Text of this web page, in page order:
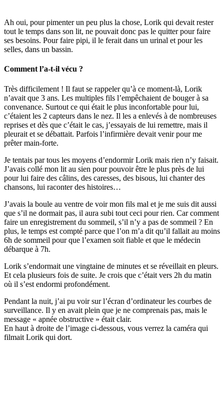
Ah oui, pour pimenter un peu plus la chose, Lorik qui devait rester
tout le temps dans son lit, ne pouvait donc pas le quitter pour faire
ses besoins. Pour faire pipi, il le ferait dans un urinal et pour les
selles, dans un bassin.
Comment l’a-t-il vécu ?
Très difficilement ! Il faut se rappeler qu’à ce moment-là, Lorik
n’avait que 3 ans. Les multiples fils l’empêchaient de bouger à sa
convenance. Surtout ce qui était le plus inconfortable pour lui,
c’étaient les 2 capteurs dans le nez. Il les a enlevés à de nombreuses
reprises et dès que c’était le cas, j’essayais de lui remettre, mais il
pleurait et se débattait. Parfois l’infirmière devait venir pour me
prêter main-forte.
Je tentais par tous les moyens d’endormir Lorik mais rien n’y faisait.
J’avais collé mon lit au sien pour pouvoir être le plus près de lui
pour lui faire des câlins, des caresses, des bisous, lui chanter des
chansons, lui raconter des histoires…
J’avais la boule au ventre de voir mon fils mal et je me suis dit aussi
que s’il ne dormait pas, il aura subi tout ceci pour rien. Car comment
faire un enregistrement du sommeil, s’il n’y a pas de sommeil ? En
plus, le temps est compté parce que l’on m’a dit qu’il fallait au moins
6h de sommeil pour que l’examen soit fiable et que le médecin
débarque à 7h.
Lorik s’endormait une vingtaine de minutes et se réveillait en pleurs.
Et cela plusieurs fois de suite. Je crois que c’était vers 2h du matin
où il s’est endormi profondément.
Pendant la nuit, j’ai pu voir sur l’écran d’ordinateur les courbes de
surveillance. Il y en avait plein que je ne comprenais pas, mais le
message « apnée obstructive » était clair.
En haut à droite de l’image ci-dessous, vous verrez la caméra qui
filmait Lorik qui dort.